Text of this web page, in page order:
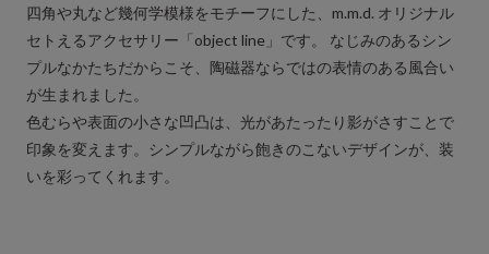
四角や丸など幾何学模様をモチーフにした、m.m.d. オリジナル
セトえるアクセサリー「object line」です。 なじみのあるシン
プルなかたちだからこそ、陶磁器ならではの表情のある風合い
が生まれました。
色むらや表面の小さな凹凸は、光があたったり影がさすことで
印象を変えます。シンプルながら飽きのこないデザインが、装
いを彩ってくれます。